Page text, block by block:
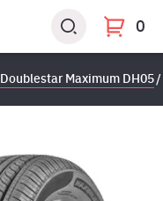
0
Doublestar Maximum DH05